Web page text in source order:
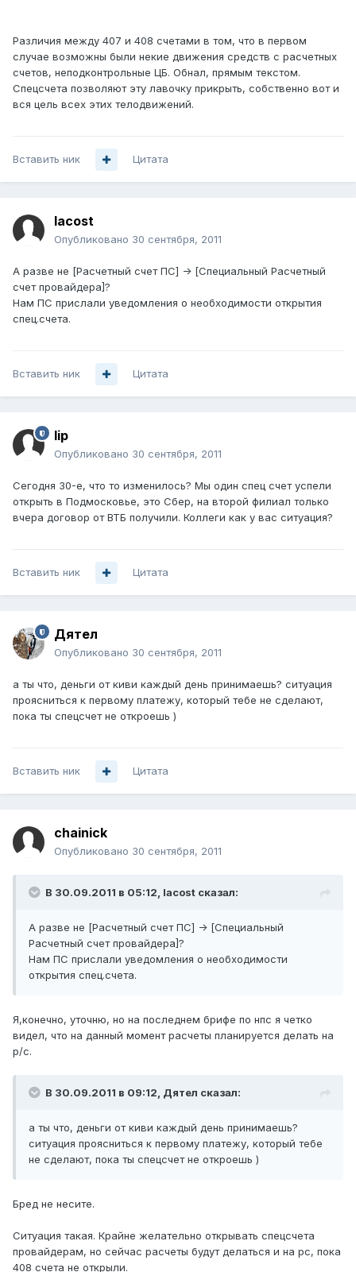
Различия между 407 и 408 счетами в том, что в первом
случае возможны были некие движения средств с расчетных
счетов, неподконтрольные ЦБ. Обнал, прямым текстом.
Спецсчета позволяют эту лавочку прикрыть, собственно вот и
вся цель всех этих телодвижений.
Вставить ник Цитата
lacost
Опубликовано 30 сентября, 2011
А разве не [Расчетный счет ПС] -> [Специальный Расчетный
счет провайдера]?
Нам ПС прислали уведомления о необходимости открытия
спец.счета.
Вставить ник Цитата
lip
Опубликовано 30 сентября, 2011
Сегодня 30-е, что то изменилось? Мы один спец счет успели
открыть в Подмосковье, это Сбер, на второй филиал только
вчера договор от ВТБ получили. Коллеги как у вас ситуация?
Вставить ник Цитата
Дятел
Опубликовано 30 сентября, 2011
а ты что, деньги от киви каждый день принимаешь? ситуация
проясниться к первому платежу, который тебе не сделают,
пока ты спецсчет не откроешь )
Вставить ник Цитата
chainick
Опубликовано 30 сентября, 2011
В 30.09.2011 в 05:12, lacost сказал:
А разве не [Расчетный счет ПС] -> [Специальный
Расчетный счет провайдера]?
Нам ПС прислали уведомления о необходимости
открытия спец.счета.
Я,конечно, уточню, но на последнем брифе по нпс я четко
видел, что на данный момент расчеты планируется делать на
р/с.
В 30.09.2011 в 09:12, Дятел сказал:
а ты что, деньги от киви каждый день принимаешь?
ситуация проясниться к первому платежу, который тебе
не сделают, пока ты спецсчет не откроешь )
Бред не несите.
Ситуация такая. Крайне желательно открывать спецсчета
провайдерам, но сейчас расчеты будут делаться и на рс, пока
408 счета не открыли.